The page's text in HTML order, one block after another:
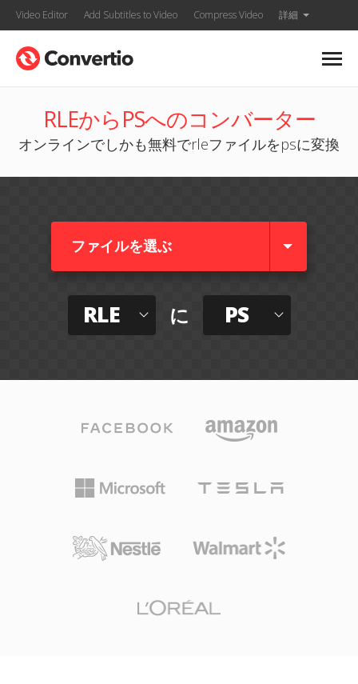
Video Editor Add Subtitles to Video Compress Video 詳細
RLEからPSへのコンバーター
オンラインでしかも無料でrleファイルをpsに変換
ファイルを選ぶ
RLE に PS